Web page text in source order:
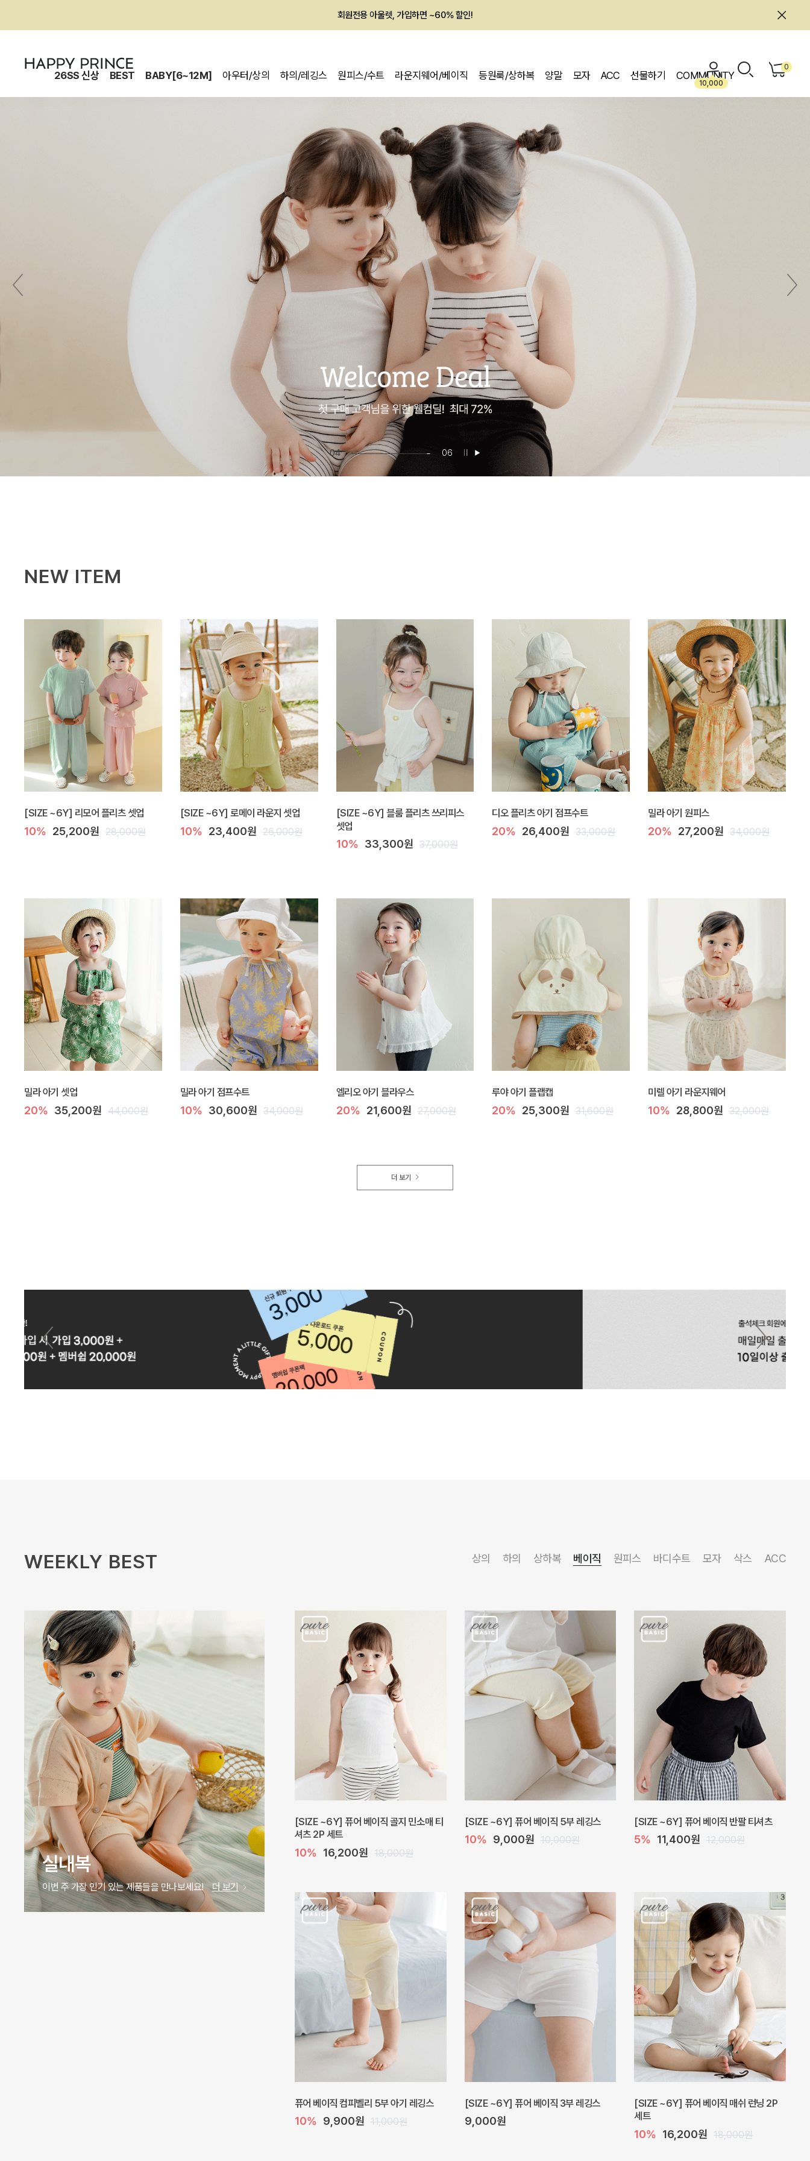
회원전용 아울렛, 가입하면 ~60% 할인!
26SS 신상 BEST BABY[6~12M] 아우터/상의 하의/레깅스 원피스/수트 라운지웨어/베이직 등원룩/상하복 양말 모자 ACC 선물하기 COMMUNITY
10,000
0
05 06
NEW ITEM
[SIZE ~6Y] 리모어 플리츠 셋업
10% 25,200원 28,000원
[SIZE ~6Y] 로메이 라운지 셋업
10% 23,400원 26,000원
[SIZE ~6Y] 블룸 플리츠 쓰리피스
셋업
10% 33,300원 37,000원
디오 플리츠 아기 점프수트
20% 26,400원 33,000원
밀라 아기 원피스
20% 27,200원 34,000원
밀라 아기 셋업
20% 35,200원 44,000원
밀라 아기 점프수트
10% 30,600원 34,000원
엘리오 아기 블라우스
20% 21,600원 27,000원
루야 아기 플랩캡
20% 25,300원 31,600원
미렐 아기 라운지웨어
10% 28,800원 32,000원
더 보기
WEEKLY BEST 상의 하의 상하복 베이직 원피스 바디수트 모자 삭스 ACC
실내복
이번 주 가장 인기 있는 제품들을 만나보세요! 더 보기
[SIZE ~6Y] 퓨어 베이직 골지 민소매 티
셔츠 2P 세트
10% 16,200원 18,000원
[SIZE ~6Y] 퓨어 베이직 5부 레깅스
10% 9,000원 10,000원
[SIZE ~6Y] 퓨어 베이직 반팔 티셔츠
5% 11,400원 12,000원
퓨어 베이직 컴피벨리 5부 아기 레깅스
10% 9,900원 11,000원
[SIZE ~6Y] 퓨어 베이직 3부 레깅스
9,000원
[SIZE ~6Y] 퓨어 베이직 매쉬 런닝 2P
세트
10% 16,200원 18,000원